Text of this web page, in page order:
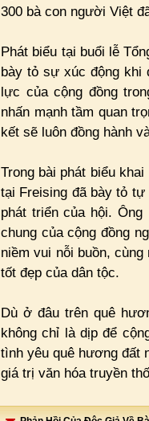
300 bà con người Việt
Phát biểu tại buổi lễ
bày tỏ sự xúc động khi
lực của cộng đồng
nhấn mạnh tầm quan
kết sẽ luôn đồng hành
Trong bài phát biểu
tại Freising đã bày tỏ
phát triển của hội.
chung của cộng đồng
niềm vui nỗi buồn,
tốt đẹp của dân tộc.
Dù ở đâu trên quê
không chỉ là dịp để
tình yêu quê hương đất
giá trị văn hóa truyền